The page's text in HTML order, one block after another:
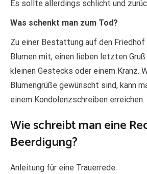
Es sollte allerdings schlicht und
Was schenkt man zum Tod?
Zu einer Bestattung auf den
Blumen mit, einen lieben letzten
kleinen Gestecks oder einem Kranz.
Blumengrüße gewünscht sind, kann
einem Kondolenzschreiben erreichen.
Wie schreibt man eine
Beerdigung?
Anleitung für eine Trauerrede